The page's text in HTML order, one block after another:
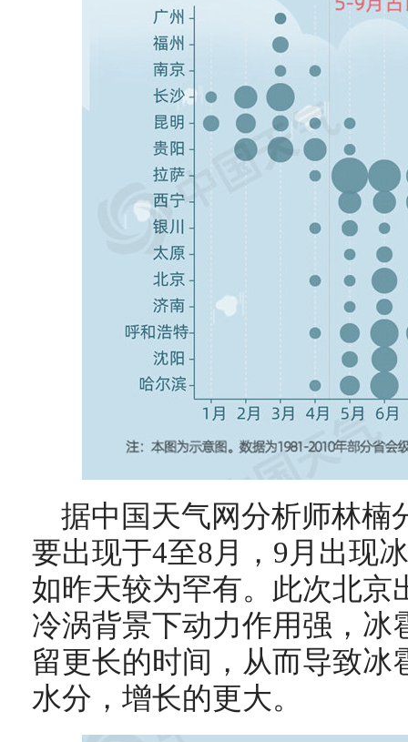
据中国天气网分析师林楠
要出现于4至8月，9月出现
如昨天较为罕有。此次北京
冷涡背景下动力作用强，冰
留更长的时间，从而导致冰
水分，增长的更大。